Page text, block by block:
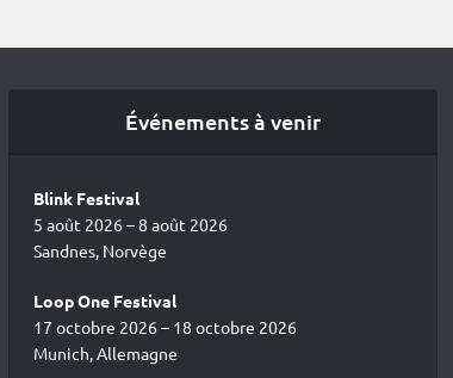
Événements à venir
Blink Festival
5 août 2026 – 8 août 2026
Sandnes, Norvège
Loop One Festival
17 octobre 2026 – 18 octobre 2026
Munich, Allemagne